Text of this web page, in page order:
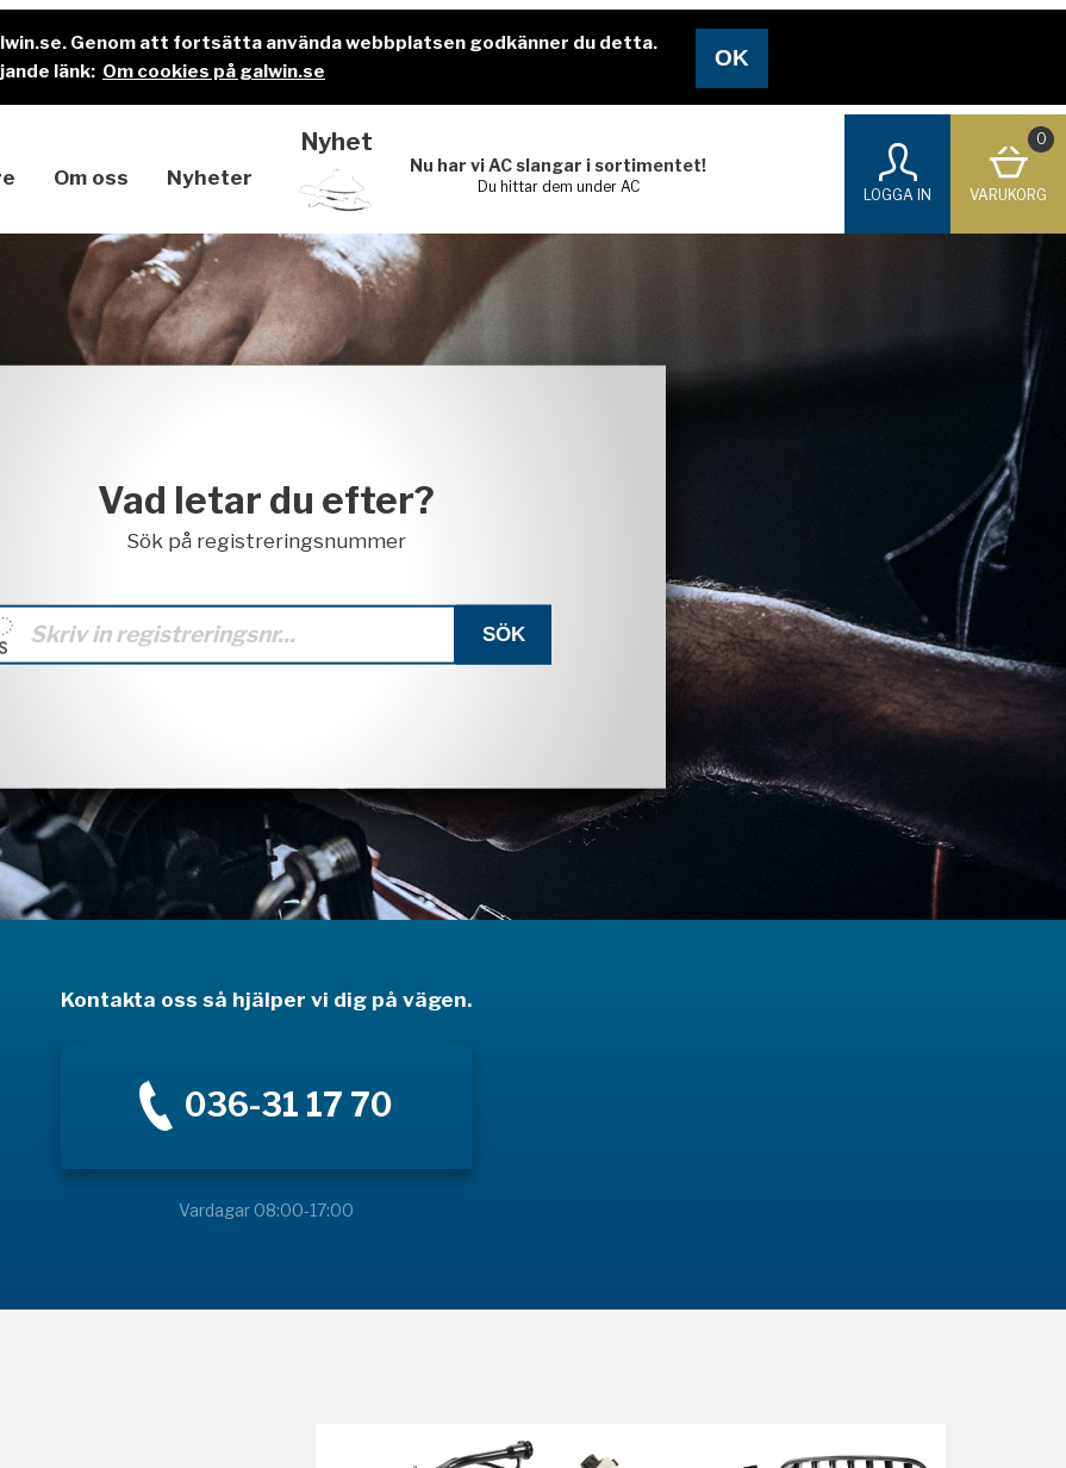
Genom att fortsätta använda webbplatsen godkänner du detta.
länk: Om cookies på galwin.se
Om oss Nyheter
Nyhet
Nu har vi AC slangar i sortimentet!
Du hittar dem under AC
LOGGA IN
0
VARUKORG
Vad letar du efter?
Sök på registreringsnummer
Kontakta oss så hjälper vi dig på vägen.
036-31 17 70
Vardagar 08:00-17:00